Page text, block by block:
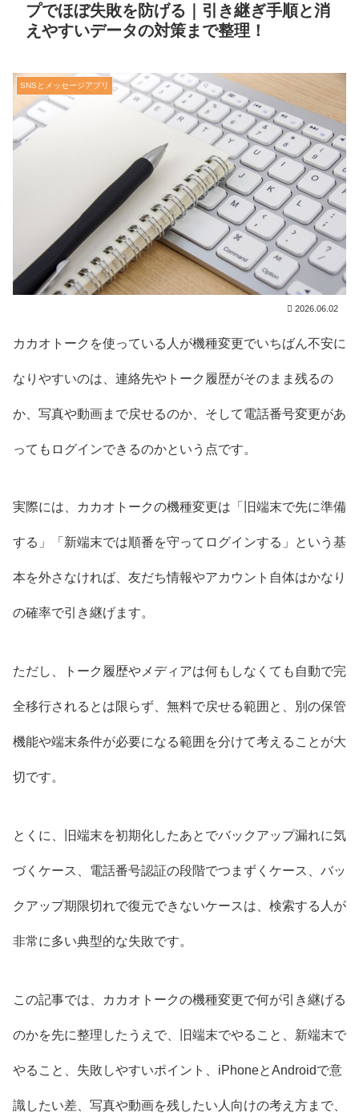
プでほぼ失敗を防げる｜引き継ぎ手順と消
えやすいデータの対策まで整理！
SNSとメッセージアプリ
2026.06.02
カカオトークを使っている人が機種変更でいちばん不安に
なりやすいのは、連絡先やトーク履歴がそのまま残るの
か、写真や動画まで戻せるのか、そして電話番号変更があ
ってもログインできるのかという点です。
実際には、カカオトークの機種変更は「旧端末で先に準備
する」「新端末では順番を守ってログインする」という基
本を外さなければ、友だち情報やアカウント自体はかなり
の確率で引き継げます。
ただし、トーク履歴やメディアは何もしなくても自動で完
全移行されるとは限らず、無料で戻せる範囲と、別の保管
機能や端末条件が必要になる範囲を分けて考えることが大
切です。
とくに、旧端末を初期化したあとでバックアップ漏れに気
づくケース、電話番号認証の段階でつまずくケース、バッ
クアップ期限切れで復元できないケースは、検索する人が
非常に多い典型的な失敗です。
この記事では、カカオトークの機種変更で何が引き継げる
のかを先に整理したうえで、旧端末でやること、新端末で
やること、失敗しやすいポイント、iPhoneとAndroidで意
識したい差、写真や動画を残したい人向けの考え方まで、